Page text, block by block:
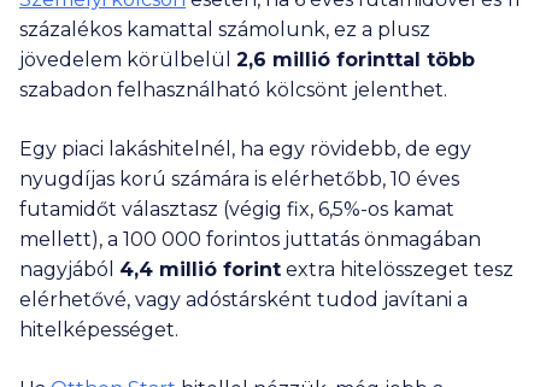
százalékos kamattal számolunk, ez a plusz
jövedelem körülbelül 2,6 millió forinttal több
szabadon felhasználható kölcsönt jelenthet.
Egy piaci lakáshitelnél, ha egy rövidebb, de egy
nyugdíjas korú számára is elérhetőbb, 10 éves
futamidőt választasz (végig fix, 6,5%-os kamat
mellett), a 100 000 forintos juttatás önmagában
nagyjából 4,4 millió forint extra hitelösszeget tesz
elérhetővé, vagy adóstársként tudod javítani a
hitelképességet.